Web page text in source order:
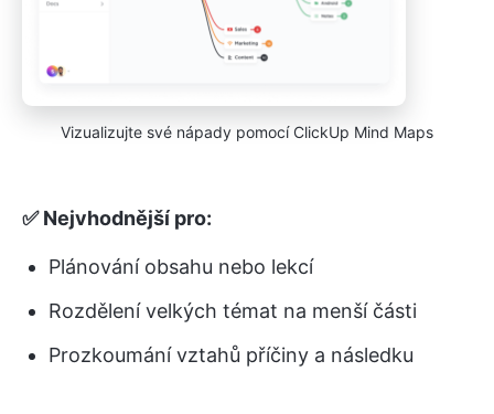
Vizualizujte své nápady pomocí ClickUp Mind Maps
✅ Nejvhodnější pro:
Plánování obsahu nebo lekcí
Rozdělení velkých témat na menší části
Prozkoumání vztahů příčiny a následku